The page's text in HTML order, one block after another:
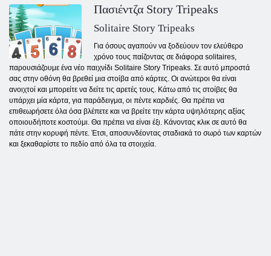
Πασιέντζα Story Tripeaks
Solitaire Story Tripeaks
Για όσους αγαπούν να ξοδεύουν τον ελεύθερο
χρόνο τους παίζοντας σε διάφορα solitaires,
παρουσιάζουμε ένα νέο παιχνίδι Solitaire Story Tripeaks. Σε αυτό μπροστά
σας στην οθόνη θα βρεθεί μια στοίβα από κάρτες. Οι ανώτεροι θα είναι
ανοιχτοί και μπορείτε να δείτε τις αρετές τους. Κάτω από τις στοίβες θα
υπάρχει μία κάρτα, για παράδειγμα, οι πέντε καρδιές. Θα πρέπει να
επιθεωρήσετε όλα όσα βλέπετε και να βρείτε την κάρτα υψηλότερης αξίας
οποιουδήποτε κοστούμι. Θα πρέπει να είναι έξι. Κάνοντας κλικ σε αυτό θα
πάτε στην κορυφή πέντε. Έτσι, αποσυνδέοντας σταδιακά το σωρό των καρτών
και ξεκαθαρίστε το πεδίο από όλα τα στοιχεία.